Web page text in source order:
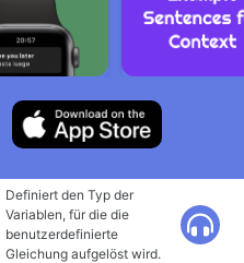
Definiert den Typ der
Variablen, für die die
benutzerdefinierte
Gleichung aufgelöst wird.